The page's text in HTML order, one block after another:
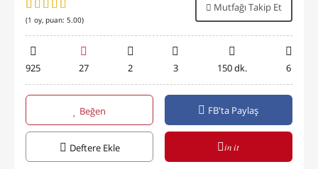
(1 oy, puan: 5.00)
Mutfağı Takip Et
925 27 2 3 150 dk. 6
Beğen FB'ta Paylaş
Deftere Ekle in it